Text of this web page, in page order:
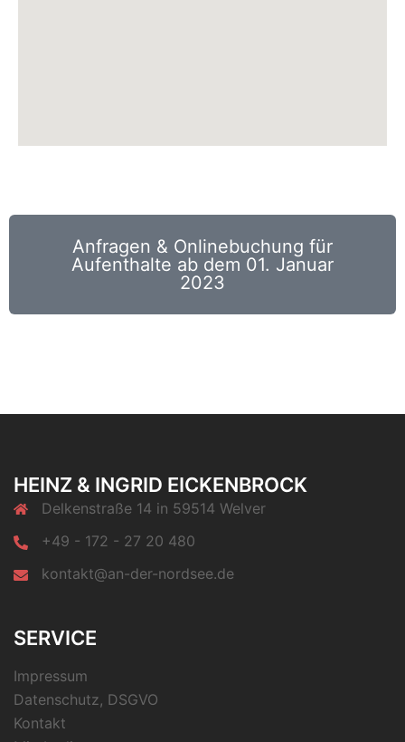
Anfragen & Onlinebuchung für
Aufenthalte ab dem 01. Januar
2023
HEINZ & INGRID EICKENBROCK
Delkenstraße 14 in 59514 Welver
+49 - 172 - 27 20 480
kontakt@an-der-nordsee.de
SERVICE
Impressum
Datenschutz, DSGVO
Kontakt